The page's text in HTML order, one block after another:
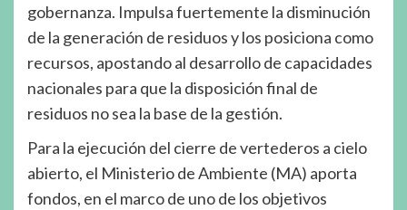
gobernanza. Impulsa fuertemente la disminución
de la generación de residuos y los posiciona como
recursos, apostando al desarrollo de capacidades
nacionales para que la disposición final de
residuos no sea la base de la gestión.
Para la ejecución del cierre de vertederos a cielo
abierto, el Ministerio de Ambiente (MA) aporta
fondos, en el marco de uno de los objetivos